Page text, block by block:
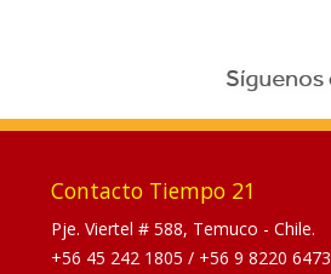
Contacto Tiempo 21
Pje. Viertel # 588, Temuco - Chile.
+56 45 242 1805 / +56 9 8220 6473